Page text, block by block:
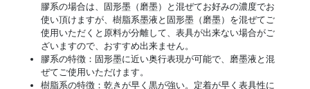
膠系の場合は、固形墨（磨墨）と混ぜてお好みの濃度でお
使い頂けますが、樹脂系墨液と固形墨（磨墨）を混ぜてご
使用いただくと原料が分離して、表具が出来ない場合がご
ざいますので、おすすめ出来ません。
膠系の特徴：固形墨に近い奥行表現が可能で、磨墨液と混
ぜてご使用いただけます。
樹脂系の特徴：乾きが早く黒が強い。定着が早く表具性に